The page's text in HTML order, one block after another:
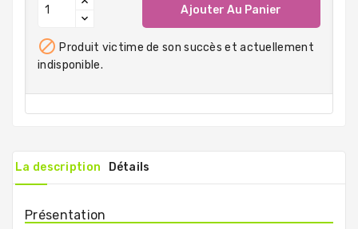
Ajouter Au Panier
 Produit victime de son succès et actuellement
indisponible.
La description Détails
Présentation